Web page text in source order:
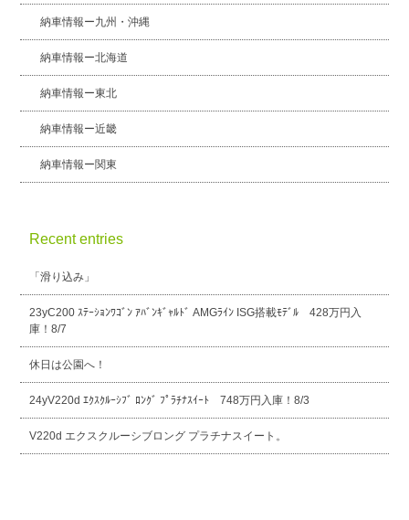
納車情報ー九州・沖縄
納車情報ー北海道
納車情報ー東北
納車情報ー近畿
納車情報ー関東
Recent entries
「滑り込み」
23yC200 ｽﾃｰｼｮﾝﾜｺﾞﾝ ｱﾊﾞﾝｷﾞｬﾙﾄﾞ AMGﾗｲﾝ ISG搭載ﾓﾃﾞﾙ 428万円入
庫！8/7
休日は公園へ！
24yV220d ｴｸｽｸﾙｰｼﾌﾞ ﾛﾝｸﾞ ﾌﾟﾗﾁﾅｽｲｰﾄ 748万円入庫！8/3
V220d エクスクルーシブロング プラチナスイート。